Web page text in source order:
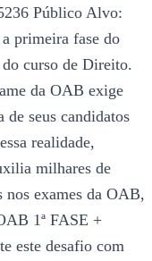
Público Alvo:
primeira fase do
do curso de Direito.
da OAB exige
de seus candidatos
realidade,
milhares de
nos exames da OAB,
1ª FASE +
este desafio com